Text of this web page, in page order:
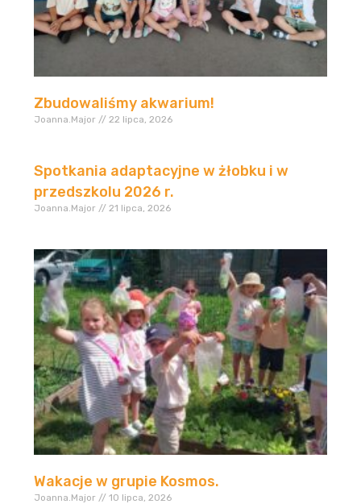
Zbudowaliśmy akwarium!
Joanna.Major 22 lipca, 2026
Spotkania adaptacyjne w żłobku i w
przedszkolu 2026 r.
Joanna.Major 21 lipca, 2026
Wakacje w grupie Kosmos.
Joanna.Major 10 lipca, 2026